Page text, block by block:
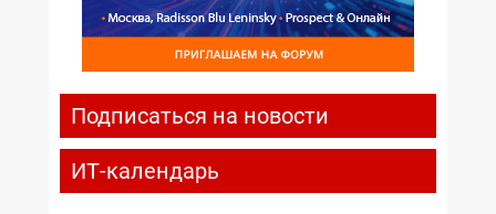
Подписаться на новости
ИТ-календарь